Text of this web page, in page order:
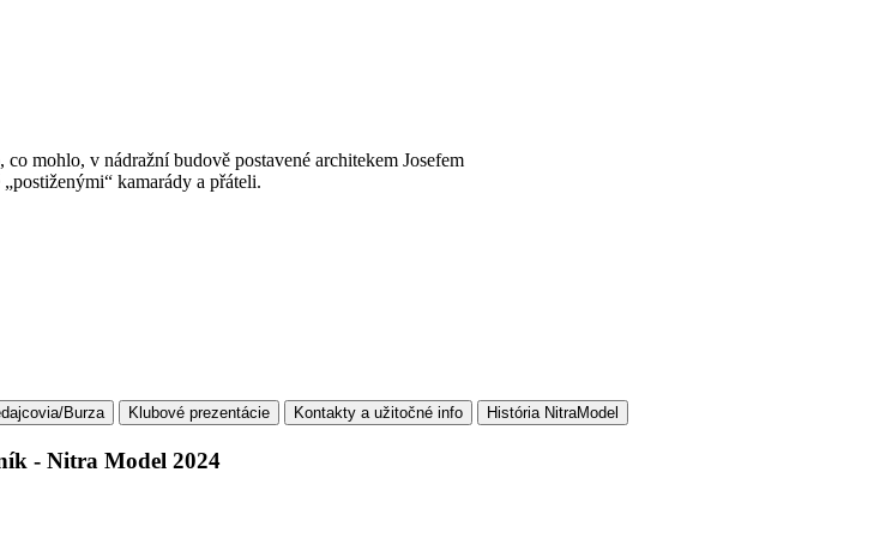
mohlo, v nádražní budově postavené architekem Josefem
kamarády a přáteli.
- Nitra Model 2024